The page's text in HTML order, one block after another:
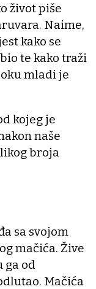
život piše
Naime,
kako se
te kako traži
mladi je
kojeg je
naše
broja
sa svojom
mačića. Žive
ga od
Mačića